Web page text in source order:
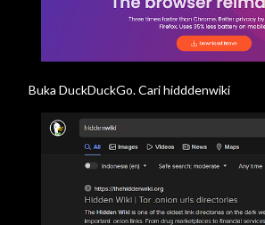
Buka DuckDuckGo. Cari hidddenwiki